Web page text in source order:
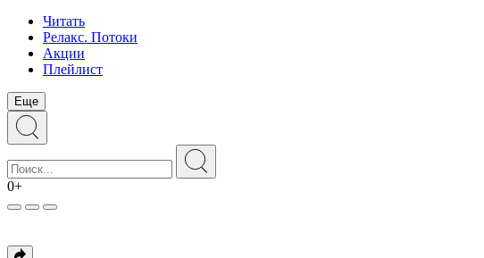
Читать
Релакс. Потоки
Акции
Плейлист
Еще
0+